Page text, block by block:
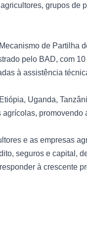
grupos de
de Partilha
pelo BAD, com
à assistência
Uganda,
promovendo
e as empresas
seguros e capital,
à crescente